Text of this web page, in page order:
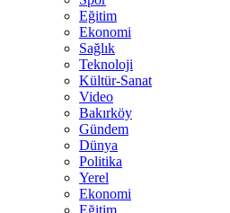
Eğitim
Ekonomi
Sağlık
Teknoloji
Kültür-Sanat
Video
Bakırköy
Gündem
Dünya
Politika
Yerel
Ekonomi
Eğitim